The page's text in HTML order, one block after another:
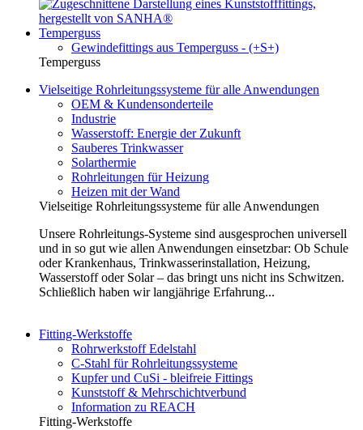
Temperguss
Gewindefittings aus Temperguss - (+S+)
Temperguss
Vielseitige Rohrleitungssysteme für alle Anwendungen
OEM & Kundensonderteile
Industrie
Wasserstoff: Energie der Zukunft
Sauberes Trinkwasser
Solarthermie
Rohrleitungen für Heizung
Heizen mit der Wand
Vielseitige Rohrleitungssysteme für alle Anwendungen
Unsere Rohrleitungs-Systeme sind ausgesprochen universell
und in so gut wie allen Anwendungen einsetzbar: Ob Schule
oder Krankenhaus, Trinkwasserinstallation, Heizung,
Wasserstoff oder Solar – das bringt uns nicht ins Schwitzen.
Schließlich haben wir langjährige Erfahrung...
Fitting-Werkstoffe
Rohrwerkstoff Edelstahl
C-Stahl für Rohrleitungssysteme
Kupfer und CuSi - bleifreie Fittings
Kunststoff & Mehrschichtverbund
Information zu REACH
Fitting-Werkstoffe